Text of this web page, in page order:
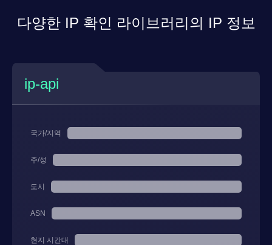
다양한 IP 확인 라이브러리의 IP 정보
ip-api
국가/지역
주/성
도시
ASN
현지 시간대